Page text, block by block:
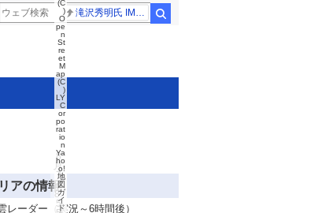
アの情報
レーダー（実況～6時間後）
8
月
7
日
8:
5
(C
)
O
pe
n
St
re
et
M
ap
(C
)
LY
C
or
po
rat
io
n
Ya
ho
o!
地
図
ガ
イ
ド